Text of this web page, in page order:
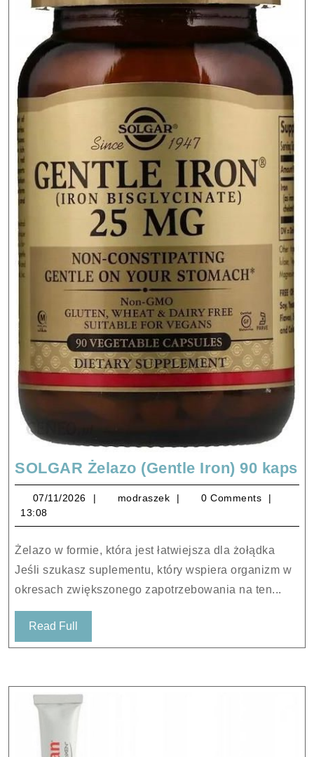
SOLGAR Żelazo (Gentle Iron) 90 kaps
07/11/2026 07/11/2026
modraszek modraszek
0 Comments
13:08
Żelazo w formie, która jest łatwiejsza dla żołądka
Jeśli szukasz suplementu, który wspiera organizm w
okresach zwiększonego zapotrzebowania na ten...
Read Full
Full